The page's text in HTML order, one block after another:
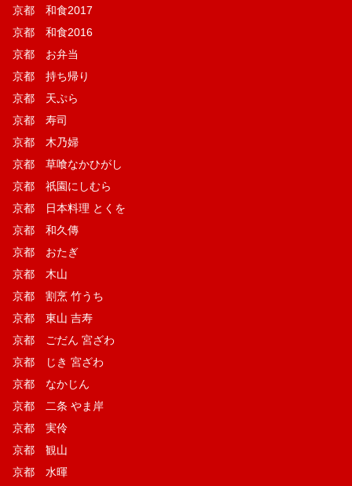
京都 和食2017
京都 和食2016
京都 お弁当
京都 持ち帰り
京都 天ぷら
京都 寿司
京都 木乃婦
京都 草喰なかひがし
京都 祇園にしむら
京都 日本料理 とくを
京都 和久傳
京都 おたぎ
京都 木山
京都 割烹 竹うち
京都 東山 吉寿
京都 ごだん 宮ざわ
京都 じき 宮ざわ
京都 なかじん
京都 二条 やま岸
京都 実伶
京都 観山
京都 水暉